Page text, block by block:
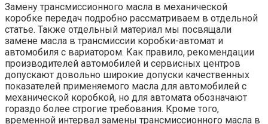
Замену трансмиссионного масла в механической
коробке передач подробно рассматриваем в отдельной
статье. Также отдельный материал мы посвящали
замене масла в трансмиссии коробки-автомат и
автомобиля с вариатором. Как правило, рекомендации
производителей автомобилей и сервисных центров
допускают довольно широкие допуски качественных
показателей применяемого масла для автомобилей с
механической коробкой, но для автомата обозначают
гораздо более строгие требования. Кроме того,
временной интервал замены трансмиссионного масла в